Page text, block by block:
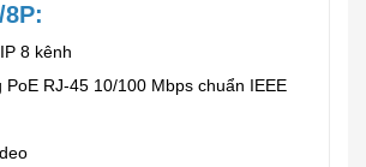
8 kênh
RJ-45 10/100 Mbps chuẩn IEEE